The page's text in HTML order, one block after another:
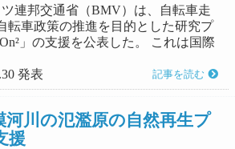
ツ連邦交通省（BMV）は、自転車走
転車政策の推進を目的とした研究プ
」の支援を公表した。 これは国際
発表
記事を読む
河川の氾濫原の自然再生プ
援